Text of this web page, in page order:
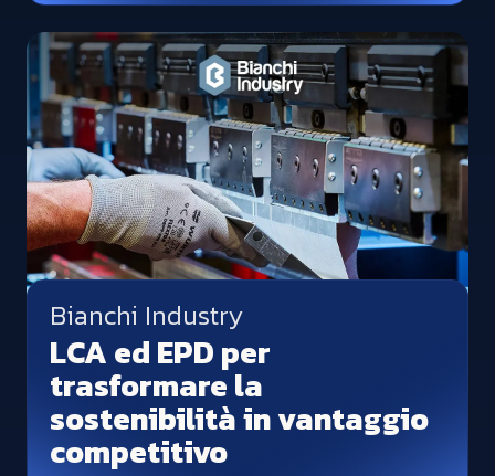
Bianchi Industry
LCA ed EPD per
trasformare la
sostenibilità in vantaggio
competitivo